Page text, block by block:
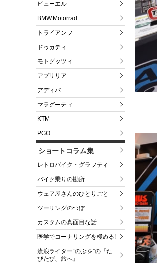
ビューエル
BMW Motorrad
トライアンフ
ドゥカティ
モトグッツィ
アプリリア
アディバ
マラグーティ
KTM
PGO
ショートコラム集
レトロバイク・グラフティ
バイク乗りの勘所
ウェア屋さんのひとりごと
ツーリングのつぼ
カスタムの真面目な話
医学でコーナリングを極める!
流浪ライター“のぶを”の『た
びたび、旅へ』